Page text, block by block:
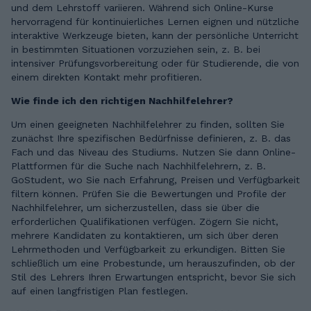
und dem Lehrstoff variieren. Während sich Online-Kurse
hervorragend für kontinuierliches Lernen eignen und nützliche
interaktive Werkzeuge bieten, kann der persönliche Unterricht
in bestimmten Situationen vorzuziehen sein, z. B. bei
intensiver Prüfungsvorbereitung oder für Studierende, die von
einem direkten Kontakt mehr profitieren.
Wie finde ich den richtigen Nachhilfelehrer?
Um einen geeigneten Nachhilfelehrer zu finden, sollten Sie
zunächst Ihre spezifischen Bedürfnisse definieren, z. B. das
Fach und das Niveau des Studiums. Nutzen Sie dann Online-
Plattformen für die Suche nach Nachhilfelehrern, z. B.
GoStudent, wo Sie nach Erfahrung, Preisen und Verfügbarkeit
filtern können. Prüfen Sie die Bewertungen und Profile der
Nachhilfelehrer, um sicherzustellen, dass sie über die
erforderlichen Qualifikationen verfügen. Zögern Sie nicht,
mehrere Kandidaten zu kontaktieren, um sich über deren
Lehrmethoden und Verfügbarkeit zu erkundigen. Bitten Sie
schließlich um eine Probestunde, um herauszufinden, ob der
Stil des Lehrers Ihren Erwartungen entspricht, bevor Sie sich
auf einen langfristigen Plan festlegen.